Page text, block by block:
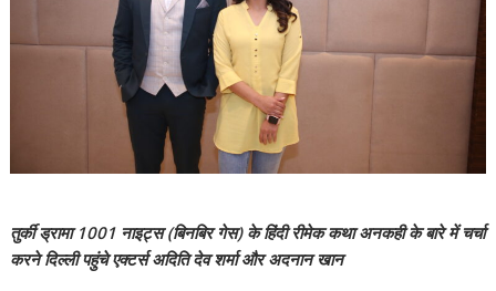
तुर्की ड्रामा 1001 नाइट्स (बिनबिर गेस) के हिंदी रीमेक कथा अनकही के बारे में चर्चा
करने दिल्ली पहुंचे एक्टर्स अदिति देव शर्मा और अदनान खान